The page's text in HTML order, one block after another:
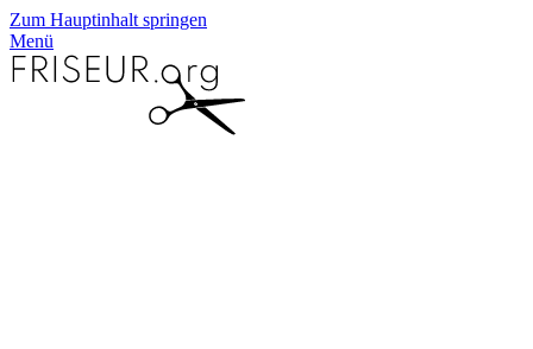
Zum Hauptinhalt springen
Menü